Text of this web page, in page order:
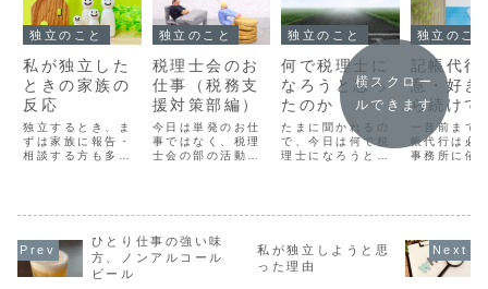
独立のこと
私が独立した
ときの家族の
反応
独立するとき、ま
ずは家族に報告・
相談する方も多い
かもしれません
があったほうが嬉
しいですよね。今
日は私のときどう
独立のこと
税理士会のお
仕事（税務支
援対策部編）
今日は単発のお仕
事ではなく、税理
士会の部の活動に
理士会のなかに
や委員会がありま
す。税理士会への
所属はマストです
独立のこと
何で税理士に
なろうと思っ
たのか
たまに聞かれるの
で、今日は何で税
理士になろうと思
ど、簿記が好きだ
りたかったので、
教育学部への進学
独立のこ
記帳代行
意・好き
ら続けて
一昔前まで
帳代行は必
事務所に依
で、お客様
力するケー
常に増えま
なので税理
横スクロー
ルできます
ひとり仕事の強い味
方、ノンアルコール
ビール
私が独立しようと思
った理由